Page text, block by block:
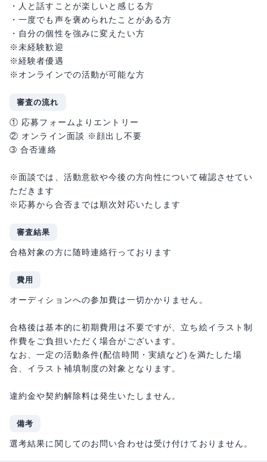
・人と話すことが楽しいと感じる方
・一度でも声を褒められたことがある方
・自分の個性を強みに変えたい方
※未経験歓迎
※経験者優遇
※オンラインでの活動が可能な方
審査の流れ
① 応募フォームよりエントリー
② オンライン面談 ※顔出し不要
➂ 合否連絡
※面談では、活動意欲や今後の方向性について確認させてい
ただきます
※応募から合否までは順次対応いたします
審査結果
合格対象の方に随時連絡行っております
費用
オーディションへの参加費は一切かかりません。
合格後は基本的に初期費用は不要ですが、立ち絵イラスト制
作費をご負担いただく場合がございます。
なお、一定の活動条件(配信時間・実績など)を満たした場
合、イラスト補填制度の対象となります。
違約金や契約解除料は発生いたしません。
備考
選考結果に関してのお問い合わせは受け付けておりません。